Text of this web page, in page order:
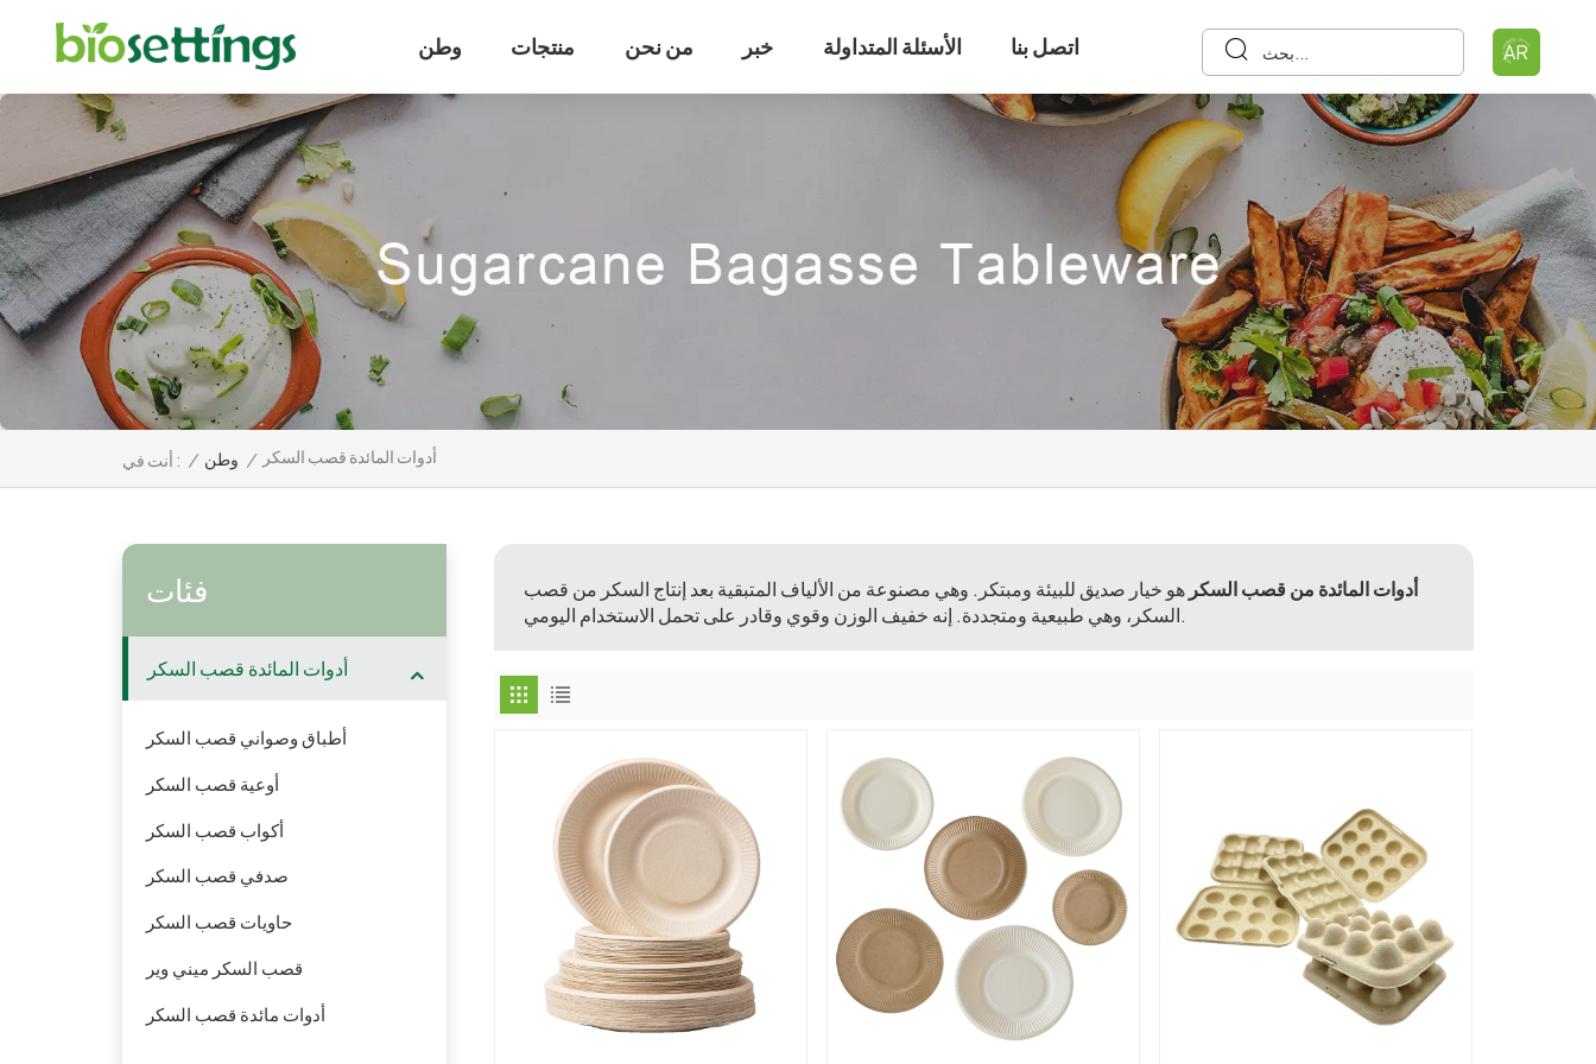
وطن منتجات من نحن خبر الأسئلة المتداولة اتصل بنا AR
أنت في : / وطن / أدوات المائدة قصب السكر
أدوات المائدة من قصب السكر هو خيار صديق للبيئة ومبتكر. وهي مصنوعة من الألياف المتبقية بعد إنتاج السكر من قصب
السكر، وهي طبيعية ومتجددة. إنه خفيف الوزن وقوي وقادر على تحمل الاستخدام اليومي.
فئات
أدوات المائدة قصب السكر
أطباق وصواني قصب السكر
أوعية قصب السكر
أكواب قصب السكر
صدفي قصب السكر
حاويات قصب السكر
قصب السكر ميني وير
أدوات مائدة قصب السكر